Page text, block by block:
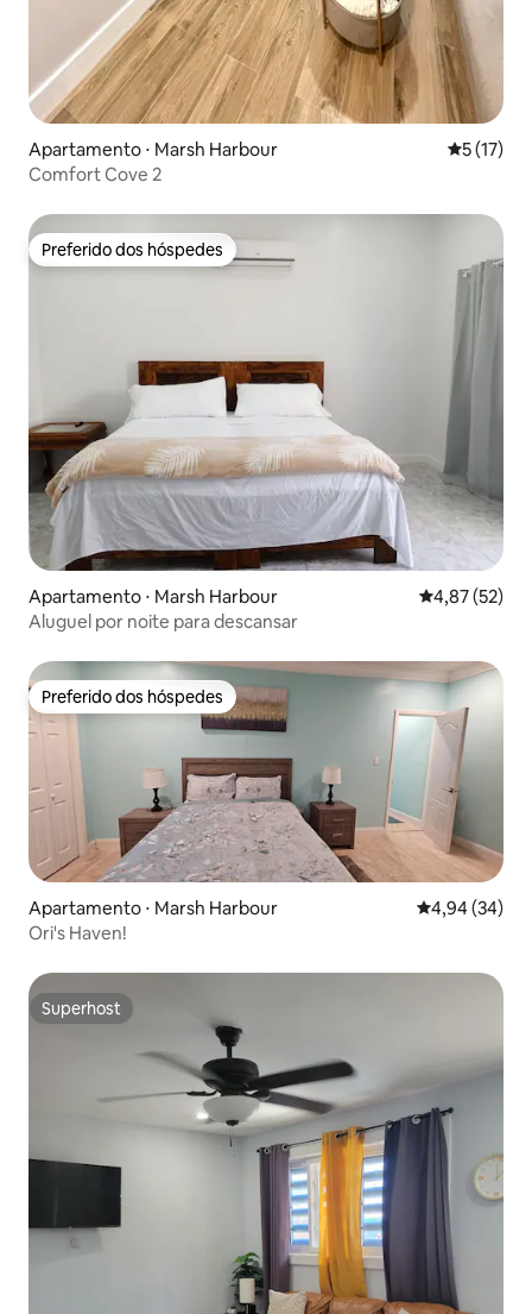
Apartamento ⋅ Marsh Harbour 5 de uma
5 (17)
Comfort Cove 2
Preferido dos hóspedes
Preferido dos hóspedes
Apartamento ⋅ Marsh Harbour 4,87 de uma
4,87 (52)
Aluguel por noite para descansar
Preferido dos hóspedes
Preferido dos hóspedes
Apartamento ⋅ Marsh Harbour 4,94 de uma
4,94 (34)
Ori's Haven!
Superhost
Superhost